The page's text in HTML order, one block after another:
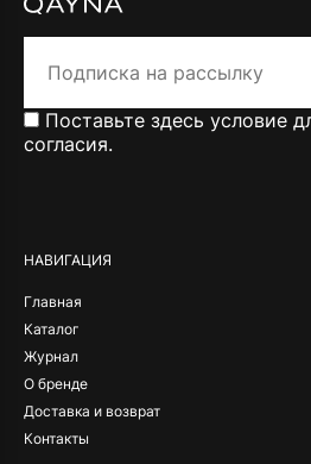
Поставьте здесь условие
согласия.
НАВИГАЦИЯ
Главная
Каталог
Журнал
О бренде
Доставка и возврат
Контакты